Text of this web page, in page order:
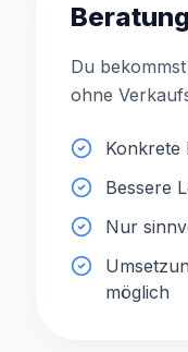
Du
ohne
Konkrete
Bessere
Nur
möglich